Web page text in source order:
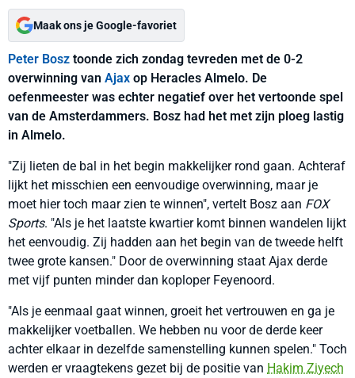
Maak ons je Google-favoriet
Peter Bosz toonde zich zondag tevreden met de 0-2
overwinning van Ajax op Heracles Almelo. De
oefenmeester was echter negatief over het vertoonde spel
van de Amsterdammers. Bosz had het met zijn ploeg lastig
in Almelo.
"Zij lieten de bal in het begin makkelijker rond gaan. Achteraf
lijkt het misschien een eenvoudige overwinning, maar je
moet hier toch maar zien te winnen", vertelt Bosz aan FOX
Sports. "Als je het laatste kwartier komt binnen wandelen lijkt
het eenvoudig. Zij hadden aan het begin van de tweede helft
twee grote kansen." Door de overwinning staat Ajax derde
met vijf punten minder dan koploper Feyenoord.
"Als je eenmaal gaat winnen, groeit het vertrouwen en ga je
makkelijker voetballen. We hebben nu voor de derde keer
achter elkaar in dezelfde samenstelling kunnen spelen." Toch
werden er vraagtekens gezet bij de positie van Hakim Ziyech